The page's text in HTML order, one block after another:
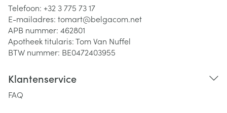
Telefoon: +32 3 775 73 17
E-mailadres: tomart@belgacom.net
APB nummer: 462801
Apotheek titularis:Tom Van Nuffel
BTW nummer: BE0472403955
Klantenservice
FAQ